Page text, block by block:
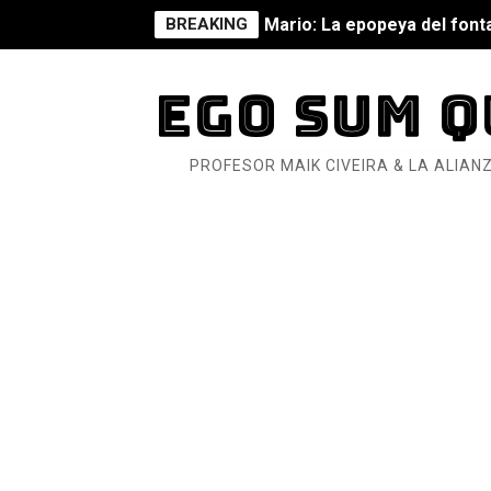
BREAKING Mario: La epopeya del
Pequeña Filmoteca
Que no nos aplaste el
EGO SUM
PROFESOR MAIK CIVEIRA & LA